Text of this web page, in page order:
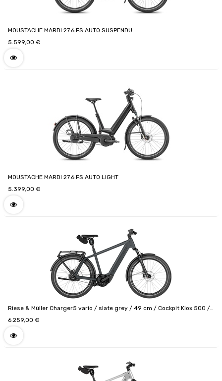
MOUSTACHE MARDI 27.6 FS AUTO SUSPENDU
5.599,00 €
MOUSTACHE MARDI 27.6 FS AUTO LIGHT
5.399,00 €
Riese & Müller Charger5 vario / slate grey / 49 cm / Cockpit Kiox 500 /
800 Wh / Code de configuration F01536_0503081309
6.259,00 €